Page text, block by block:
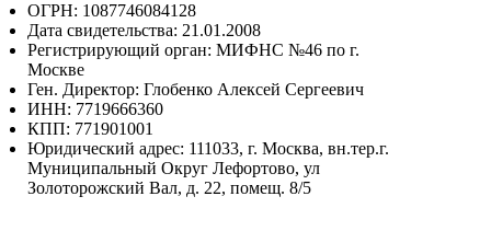
ОГРН: 1087746084128
Дата свидетельства: 21.01.2008
Регистрирующий орган: МИФНС №46 по г.
Москве
Ген. Директор: Глобенко Алексей Сергеевич
ИНН: 7719666360
КПП: 771901001
Юридический адрес: 111033, г. Москва, вн.тер.г.
Муниципальный Округ Лефортово, ул
Золоторожский Вал, д. 22, помещ. 8/5